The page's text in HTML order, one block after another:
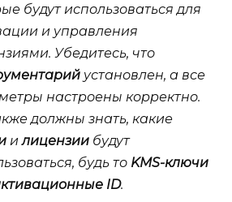
будут использоваться для
и управления
Убедитесь, что
установлен, а все
настроены корректно.
должны знать, какие
илицензии будут
будь то KMS-ключи
ID.